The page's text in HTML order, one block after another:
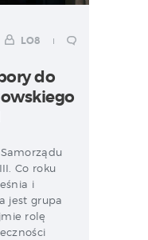
LO8
do
Co roku
i
jest grupa
rolę